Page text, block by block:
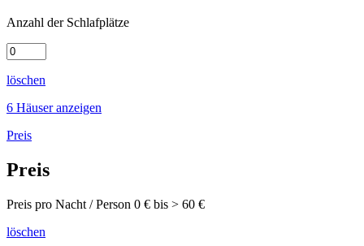
Anzahl der Schlafplätze
löschen
6 Häuser anzeigen
Preis
Preis
Preis pro Nacht / Person 0 € bis > 60 €
löschen